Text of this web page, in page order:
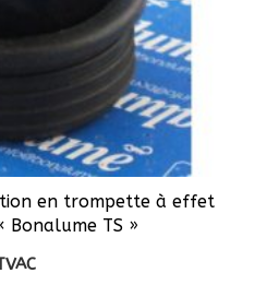
en trompette à effet
Bonalume TS »